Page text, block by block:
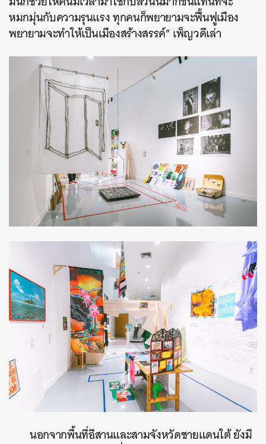
หมกมุ่นกับความรุนแรง ทุกคนก็พยายามจะฟื้นฟูเมือง
พยายามจะทำให้เป็นเมืองสร้างสรรค์” เพ็ญวดีเล่า
นอกจากพื้นที่อีสานและสามจังหวัดชายแดนใต้ ยังมี